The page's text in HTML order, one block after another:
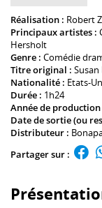
Réalisation : Robert
Principaux artistes :
Hersholt
Genre : Comédie
Titre original :
Nationalité : Etats-
Durée : 1h24
Année de production
Date de sortie (ou
Distributeur :
Partager sur :